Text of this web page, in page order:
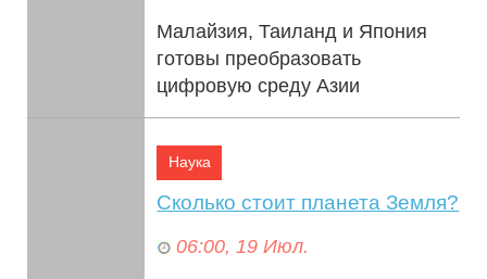
Малайзия, Таиланд и Япония
готовы преобразовать
цифровую среду Азии
благодаря беспрецедентному
данных. Что подпитывает ...
Наука
Сколько стоит планета Земля?
06:00, 19 Июл.